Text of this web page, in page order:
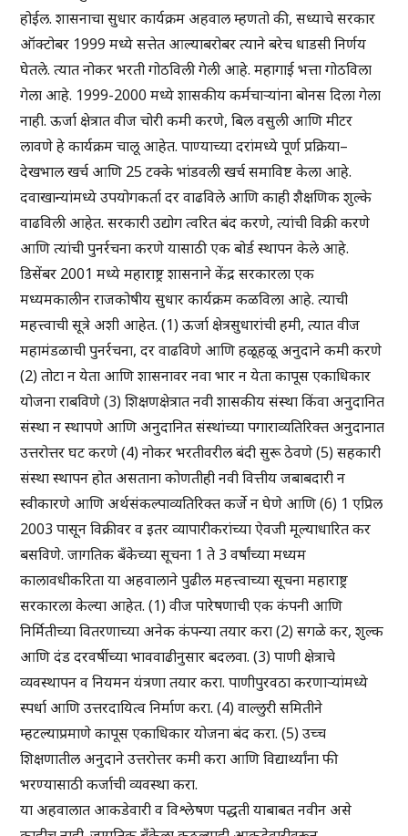
होईल. शासनाचा सुधार कार्यक्रम अहवाल म्हणतो की, सध्याचे सरकार
ऑक्टोबर 1999 मध्ये सत्तेत आल्याबरोबर त्याने बरेच धाडसी निर्णय
घेतले. त्यात नोकर भरती गोठविली गेली आहे. महागाई भत्ता गोठविला
गेला आहे. 1999-2000 मध्ये शासकीय कर्मचाऱ्यांना बोनस दिला गेला
नाही. ऊर्जा क्षेत्रात वीज चोरी कमी करणे, बिल वसुली आणि मीटर
लावणे हे कार्यक्रम चालू आहेत. पाण्याच्या दरांमध्ये पूर्ण प्रक्रिया–
देखभाल खर्च आणि 25 टक्के भांडवली खर्च समाविष्ट केला आहे.
दवाखान्यांमध्ये उपयोगकर्ता दर वाढविले आणि काही शैक्षणिक शुल्के
वाढविली आहेत. सरकारी उद्योग त्वरित बंद करणे, त्यांची विक्री करणे
आणि त्यांची पुनर्रचना करणे यासाठी एक बोर्ड स्थापन केले आहे.
डिसेंबर 2001 मध्ये महाराष्ट्र शासनाने केंद्र सरकारला एक
मध्यमकालीन राजकोषीय सुधार कार्यक्रम कळविला आहे. त्याची
महत्त्वाची सूत्रे अशी आहेत. (1) ऊर्जा क्षेत्रसुधारांची हमी, त्यात वीज
महामंडळाची पुनर्रचना, दर वाढविणे आणि हळूहळू अनुदाने कमी करणे
(2) तोटा न येता आणि शासनावर नवा भार न येता कापूस एकाधिकार
योजना राबविणे (3) शिक्षणक्षेत्रात नवी शासकीय संस्था किंवा अनुदानित
संस्था न स्थापणे आणि अनुदानित संस्थांच्या पगाराव्यतिरिक्त अनुदानात
उत्तरोत्तर घट करणे (4) नोकर भरतीवरील बंदी सुरू ठेवणे (5) सहकारी
संस्था स्थापन होत असताना कोणतीही नवी वित्तीय जबाबदारी न
स्वीकारणे आणि अर्थसंकल्पाव्यतिरिक्त कर्जे न घेणे आणि (6) 1 एप्रिल
2003 पासून विक्रीवर व इतर व्यापारीकरांच्या ऐवजी मूल्याधारित कर
बसविणे. जागतिक बँकेच्या सूचना 1 ते 3 वर्षांच्या मध्यम
कालावधीकरिता या अहवालाने पुढील महत्त्वाच्या सूचना महाराष्ट्र
सरकारला केल्या आहेत. (1) वीज पारेषणाची एक कंपनी आणि
निर्मितीच्या वितरणाच्या अनेक कंपन्या तयार करा (2) सगळे कर, शुल्क
आणि दंड दरवर्षीच्या भाववाढीनुसार बदलवा. (3) पाणी क्षेत्राचे
व्यवस्थापन व नियमन यंत्रणा तयार करा. पाणीपुरवठा करणाऱ्यांमध्ये
स्पर्धा आणि उत्तरदायित्व निर्माण करा. (4) वाल्लुरी समितीने
म्हटल्याप्रमाणे कापूस एकाधिकार योजना बंद करा. (5) उच्च
शिक्षणातील अनुदाने उत्तरोत्तर कमी करा आणि विद्यार्थ्यांना फी
भरण्यासाठी कर्जाची व्यवस्था करा.
या अहवालात आकडेवारी व विश्लेषण पद्धती याबाबत नवीन असे